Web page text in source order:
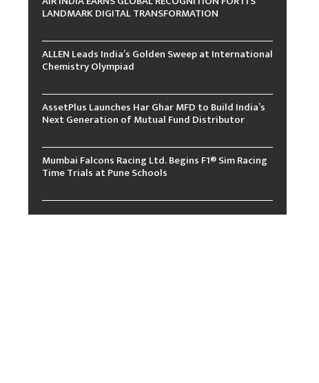
LANDMARK DIGITAL TRANSFORMATION
ALLEN Leads India’s Golden Sweep at International
Chemistry Olympiad
AssetPlus Launches Har Ghar MFD to Build India’s
Next Generation of Mutual Fund Distributor
Mumbai Falcons Racing Ltd. Begins F1® Sim Racing
Time Trials at Pune Schools